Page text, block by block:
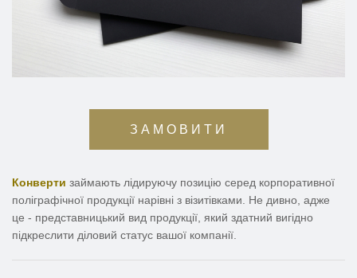
ЗАМОВИТИ
Конверти займають лідируючу позицію серед корпоративної
поліграфічної продукції нарівні з візитівками. Не дивно, адже
це - представницький вид продукції, який здатний вигідно
підкреслити діловий статус вашої компанії.